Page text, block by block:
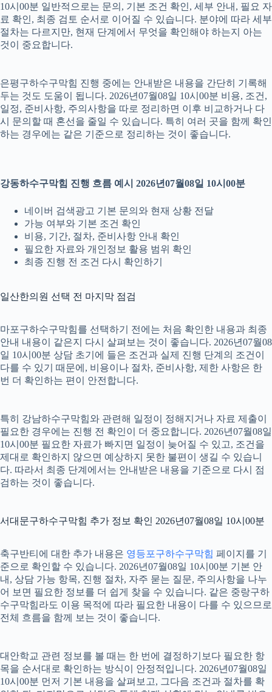
10시00분 일반적으로는 문의, 기본 조건 확인, 세부 안내, 필요 자
료 확인, 최종 검토 순서로 이어질 수 있습니다. 분야에 따라 세부
절차는 다르지만, 현재 단계에서 무엇을 확인해야 하는지 아는
것이 중요합니다.
은평구하수구막힘 진행 중에는 안내받은 내용을 간단히 기록해
두는 것도 도움이 됩니다. 2026년07월08일 10시00분 비용, 조건,
일정, 준비사항, 주의사항을 따로 정리하면 이후 비교하거나 다
시 문의할 때 혼선을 줄일 수 있습니다. 특히 여러 곳을 함께 확인
하는 경우에는 같은 기준으로 정리하는 것이 좋습니다.
강동하수구막힘 진행 흐름 예시 2026년07월08일 10시00분
네이버 검색광고 기본 문의와 현재 상황 전달
가능 여부와 기본 조건 확인
비용, 기간, 절차, 준비사항 안내 확인
필요한 자료와 개인정보 활용 범위 확인
최종 진행 전 조건 다시 확인하기
일산한의원 선택 전 마지막 점검
마포구하수구막힘를 선택하기 전에는 처음 확인한 내용과 최종
안내 내용이 같은지 다시 살펴보는 것이 좋습니다. 2026년07월08
일 10시00분 상담 초기에 들은 조건과 실제 진행 단계의 조건이
다를 수 있기 때문에, 비용이나 절차, 준비사항, 제한 사항은 한
번 더 확인하는 편이 안전합니다.
특히 강남하수구막힘와 관련해 일정이 정해지거나 자료 제출이
필요한 경우에는 진행 전 확인이 더 중요합니다. 2026년07월08일
10시00분 필요한 자료가 빠지면 일정이 늦어질 수 있고, 조건을
제대로 확인하지 않으면 예상하지 못한 불편이 생길 수 있습니
다. 따라서 최종 단계에서는 안내받은 내용을 기준으로 다시 점
검하는 것이 좋습니다.
서대문구하수구막힘 추가 정보 확인 2026년07월08일 10시00분
축구반티에 대한 추가 내용은 영등포구하수구막힘 페이지를 기
준으로 확인할 수 있습니다. 2026년07월08일 10시00분 기본 안
내, 상담 가능 항목, 진행 절차, 자주 묻는 질문, 주의사항을 나누
어 보면 필요한 정보를 더 쉽게 찾을 수 있습니다. 같은 중랑구하
수구막힘라도 이용 목적에 따라 필요한 내용이 다를 수 있으므로
전체 흐름을 함께 보는 것이 좋습니다.
대안학교 관련 정보를 볼 때는 한 번에 결정하기보다 필요한 항
목을 순서대로 확인하는 방식이 안정적입니다. 2026년07월08일
10시00분 먼저 기본 내용을 살펴보고, 그다음 조건과 절차를 확